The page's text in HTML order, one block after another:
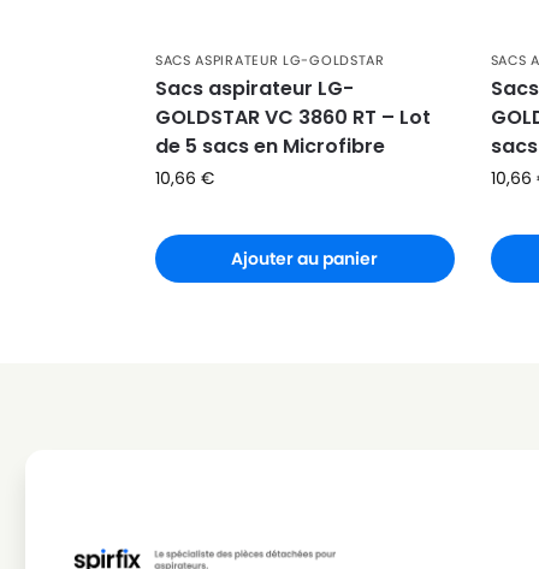
LG-GOLDSTAR
LG-GOLDSTAR REY (Série)
LG-GOLDSTAR
LG-GOLDSTAR SER 4570
LG-GOLDSTAR
LG-GOLDSTAR SUPER PJG
LG-GOLDSTAR
LG-GOLDSTAR T 2750
SACS ASPIRATEUR LG-GOLDSTAR
Sacs aspirateur LG-
GOLDSTAR VC 3860 RT – Lot
de 5 sacs en Microfibre
10,66 €
Ajouter au panier
SACS
10,66